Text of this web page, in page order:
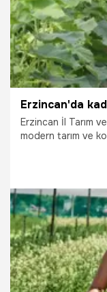
Erzincan İl Tarım
modern tarım ve
24.01.2026